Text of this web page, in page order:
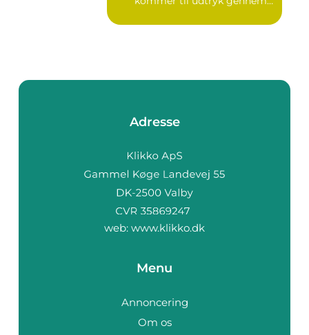
Adresse
web: www.klikko.dk
Menu
Annoncering
Om os